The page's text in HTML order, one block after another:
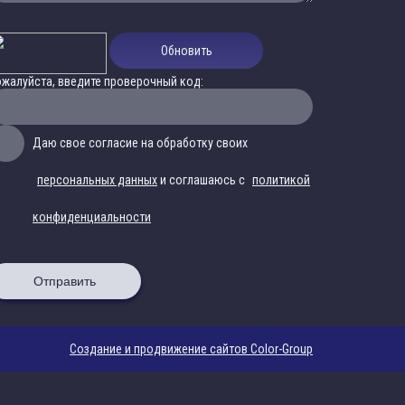
Обновить
введите проверочный код:
Даю свое согласие на обработку своих
персональных данныхи соглашаюсь с политикой
конфиденциальности
Отправить
Создание и продвижение сайтов Color-Group